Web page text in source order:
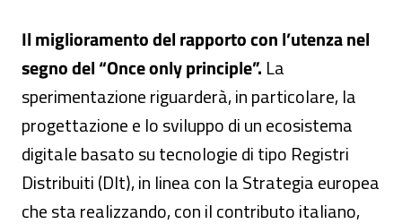
Il miglioramento del rapporto con l’utenza nel
segno del “Once only principle”. La
sperimentazione riguarderà, in particolare, la
progettazione e lo sviluppo di un ecosistema
digitale basato su tecnologie di tipo Registri
Distribuiti (Dlt), in linea con la Strategia europea
che sta realizzando, con il contributo italiano,